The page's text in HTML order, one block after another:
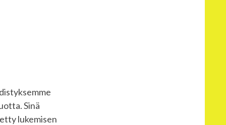
Sinä
lukemisen